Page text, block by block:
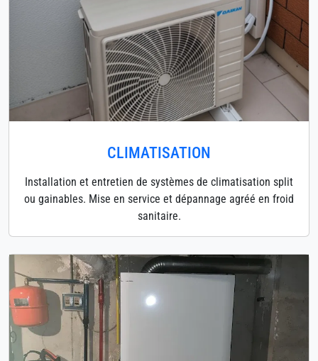
CLIMATISATION
Installation et entretien de systèmes de climatisation split
ou gainables. Mise en service et dépannage agréé en froid
sanitaire.